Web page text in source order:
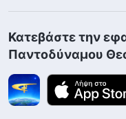
Κατεβάστε την
Παντοδύναμου